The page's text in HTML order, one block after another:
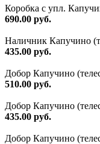
Коробка с упл.
690.00 руб.
Наличник Капучино
435.00 руб.
Добор Капучино
510.00 руб.
Добор Капучино
435.00 руб.
Добор Капучино